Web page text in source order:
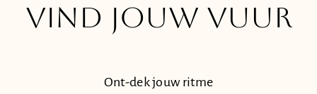
Vind jouw vuur
Ont-dek jouw ritme